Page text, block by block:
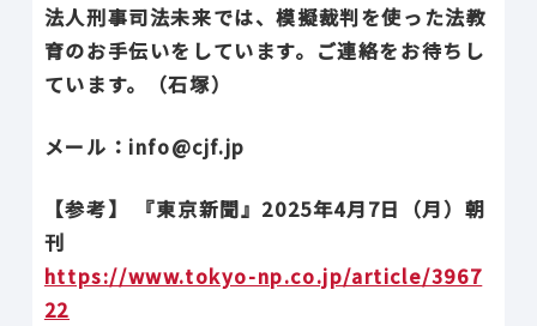
法人刑事司法未来では、模擬裁判を使った法教
育のお手伝いをしています。ご連絡をお待ちし
ています。（石塚）
メール：info@cjf.jp
【参考】 『東京新聞』2025年4月7日（月）朝
刊
https://www.tokyo-np.co.jp/article/3967
22